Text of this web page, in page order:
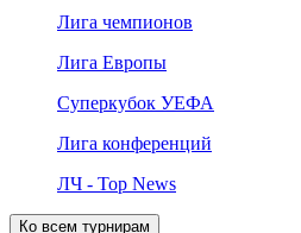
Лига чемпионов
Лига Европы
Суперкубок УЕФА
Лига конференций
ЛЧ - Top News
Ко всем турнирам